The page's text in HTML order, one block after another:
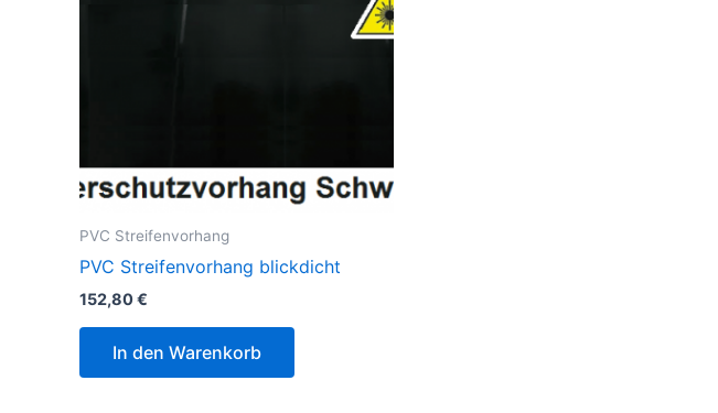
PVC Streifenvorhang
PVC Streifenvorhang blickdicht
152,80€
In den Warenkorb